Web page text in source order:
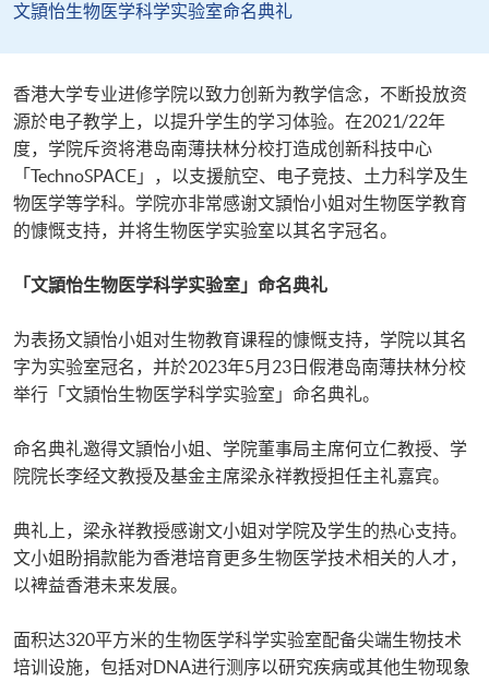
文頴怡生物医学科学实验室命名典礼
香港大学专业进修学院以致力创新为教学信念，不断投放资
源於电子教学上，以提升学生的学习体验。在2021/22年
度，学院斥资将港岛南薄扶林分校打造成创新科技中心
「TechnoSPACE」，以支援航空、电子竞技、土力科学及生
物医学等学科。学院亦非常感谢文頴怡小姐对生物医学教育
的慷慨支持，并将生物医学实验室以其名字冠名。
「文頴怡生物医学科学实验室」命名典礼
为表扬文頴怡小姐对生物教育课程的慷慨支持，学院以其名
字为实验室冠名，并於2023年5月23日假港岛南薄扶林分校
举行「文頴怡生物医学科学实验室」命名典礼。
命名典礼邀得文頴怡小姐、学院董事局主席何立仁教授、学
院院长李经文教授及基金主席梁永祥教授担任主礼嘉宾。
典礼上，梁永祥教授感谢文小姐对学院及学生的热心支持。
文小姐盼捐款能为香港培育更多生物医学技术相关的人才，
以裨益香港未来发展。
面积达320平方米的生物医学科学实验室配备尖端生物技术
培训设施，包括对DNA进行测序以研究疾病或其他生物现象